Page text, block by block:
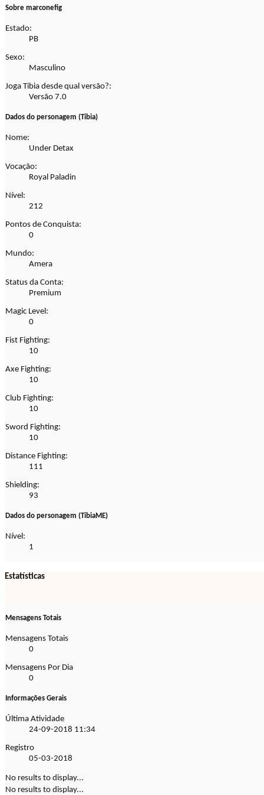
Sobre marconefig
Estado:
PB
Sexo:
Masculino
Joga Tibia desde qual versão?:
Versão 7.0
Dados do personagem (Tibia)
Nome:
Under Detax
Vocação:
Royal Paladin
Nível:
212
Pontos de Conquista:
0
Mundo:
Amera
Status da Conta:
Premium
Magic Level:
0
Fist Fighting:
10
Axe Fighting:
10
Club Fighting:
10
Sword Fighting:
10
Distance Fighting:
111
Shielding:
93
Dados do personagem (TibiaME)
Nível:
1
Estatísticas
Mensagens Totais
Mensagens Totais
0
Mensagens Por Dia
0
Informações Gerais
Última Atividade
24-09-2018 11:34
Registro
05-03-2018
No results to display...
No results to display...